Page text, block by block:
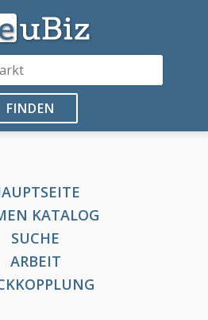
FINDEN
KATALOG
SUCHE
ARBEIT